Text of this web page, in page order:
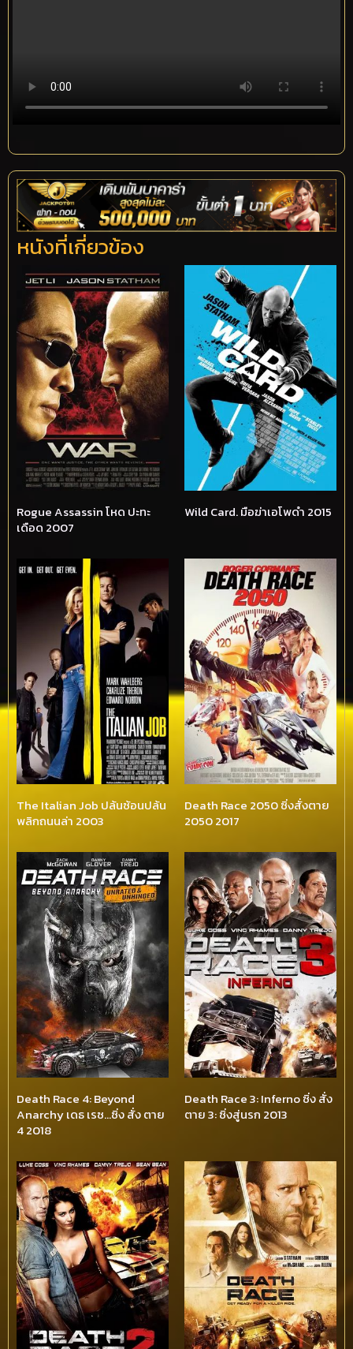
หนังที่เกี่ยวข้อง
Rogue Assassin โหด ปะทะ
เดือด 2007
Wild Card. มือฆ่าเอโพดำ 2015
The Italian Job ปล้นซ้อนปล้น
พลิกถนนล่า 2003
Death Race 2050 ซิ่งสั่งตาย
2050 2017
Death Race 4: Beyond
Anarchy เดธ เรซ…ซิ่ง สั่ง ตาย
4 2018
Death Race 3: Inferno ซิ่ง สั่ง
ตาย 3: ซิ่งสู่นรก 2013